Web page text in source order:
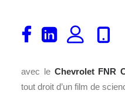
La voiture autonome
constructeurs
avec le ChevroletFNR
tout droit d’un film de